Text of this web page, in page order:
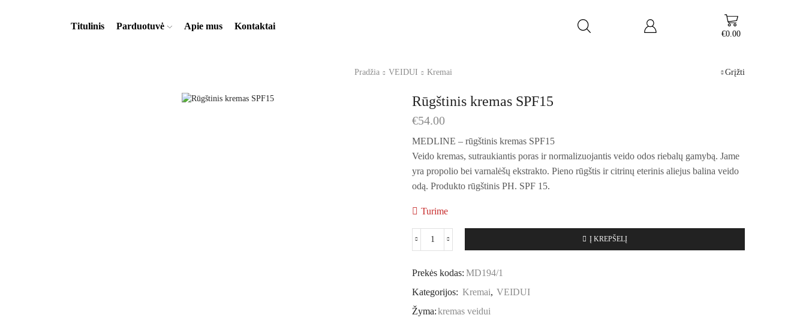
Titulinis Parduotuvė Apie mus Kontaktai
€0.00
Pradžia VEIDUI Kremai Grįžti
Rūgštinis kremas SPF15
€54.00
MEDLINE – rūgštinis kremas SPF15
Veido kremas, sutraukiantis poras ir normalizuojantis veido odos riebalų gamybą. Jame
yra propolio bei varnalėšų ekstrakto. Pieno rūgštis ir citrinų eterinis aliejus balina veido
odą. Produkto rūgštinis PH. SPF 15.
Turime
Į KREPŠELĮ
Prekės kodas: MD194/1
Kategorijos: Kremai, VEIDUI
Žyma:kremas veidui